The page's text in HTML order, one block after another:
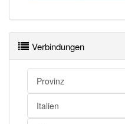
Verbindungen
Provinz
Italien